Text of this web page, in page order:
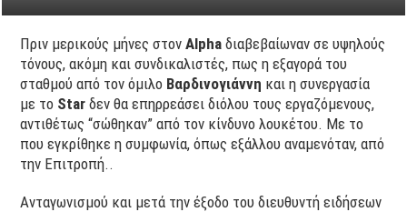
Πριν μερικούς μήνες στονAlphaδιαβεβαίωναν σε υψηλούς
τόνους, ακόμη και συνδικαλιστές, πως η εξαγορά του
σταθμού από τον όμιλο Βαρδινογιάννη και η συνεργασία
με το Starδεν θα επηρρεάσει διόλου τους εργαζόμενους,
αντιθέτως “σώθηκαν” από τον κίνδυνο λουκέτου. Με το
που εγκρίθηκε η συμφωνία, όπως εξάλλου αναμενόταν, από
την Επιτροπή..
Ανταγωνισμού και μετά την έξοδο του διευθυντή ειδήσεων